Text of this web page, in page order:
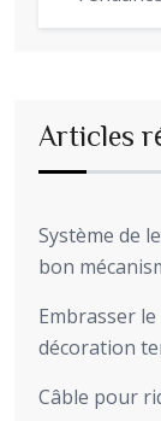
Articles
Système de
bon
Embrasser
décoration
Câble pour